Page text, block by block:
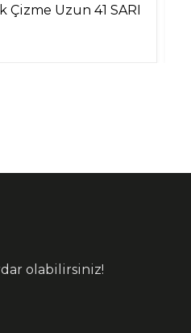
Çizme Uzun 41 SARI
olabilirsiniz!